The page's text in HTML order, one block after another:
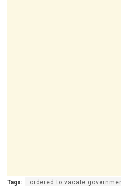
Tags: ordered to vacate